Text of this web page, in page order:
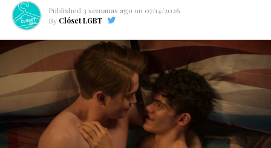
Published 3 semanas ago on 07/14/2026
By Clóset LGBT